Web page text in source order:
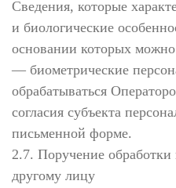
Сведения, которые
и биологические
основании которых можно
— биометрические
обрабатываться
согласия субъекта
письменной форме.
2.7. Поручение
другому лицу